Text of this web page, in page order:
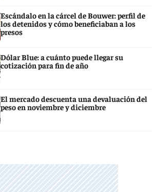
Escándalo en la cárcel de Bouwer: perfil de
los detenidos y cómo beneficiaban a los
presos
Dólar Blue: a cuánto puede llegar su
cotización para fin de año
El mercado descuenta una devaluación del
peso en noviembre y diciembre